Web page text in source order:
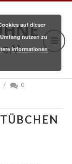
/
0
auf dieser
nutzen zu
Informationen